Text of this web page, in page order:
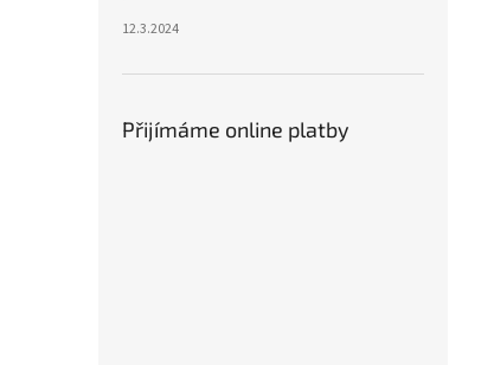
12.3.2024
Přijímáme online platby